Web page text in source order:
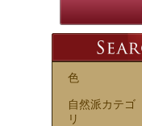
色
自然派カテゴ
リ